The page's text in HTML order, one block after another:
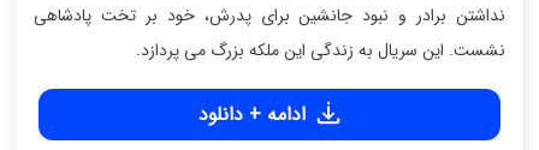
نداشتن برادر و نبود جانشین برای پدرش، خود بر تخت پادشاهی
نشست. این سریال به زندگی این ملکه بزرگ می پردازد.
ادامه + دانلود